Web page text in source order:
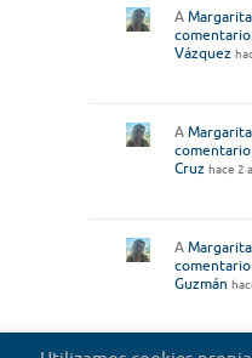
A
comentario
Vázquez
A
comentario
Cruz hace 2
A
comentario
Guzmán